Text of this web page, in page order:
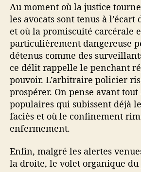
Au moment où la justice
les avocats sont tenus à l’écart
et où la promiscuité carcérale
particulièrement dangereuse
détenus comme des
ce délit rappelle le penchant
pouvoir. L’arbitraire policier
prospérer. On pense avant
populaires qui subissent déjà
faciès et où le confinement
enfermement.
Enfin, malgré les alertes
la droite, le volet organique